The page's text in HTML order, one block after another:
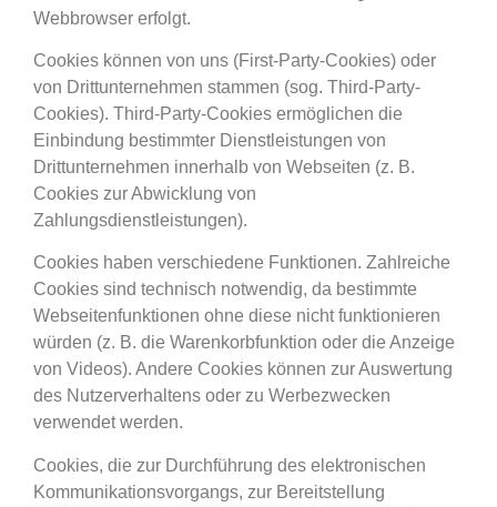
Webbrowser erfolgt.
Cookies können von uns (First-Party-Cookies) oder
von Drittunternehmen stammen (sog. Third-Party-
Cookies). Third-Party-Cookies ermöglichen die
Einbindung bestimmter Dienstleistungen von
Drittunternehmen innerhalb von Webseiten (z. B.
Cookies zur Abwicklung von
Zahlungsdienstleistungen).
Cookies haben verschiedene Funktionen. Zahlreiche
Cookies sind technisch notwendig, da bestimmte
Webseitenfunktionen ohne diese nicht funktionieren
würden (z. B. die Warenkorbfunktion oder die Anzeige
von Videos). Andere Cookies können zur Auswertung
des Nutzerverhaltens oder zu Werbezwecken
verwendet werden.
Cookies, die zur Durchführung des elektronischen
Kommunikationsvorgangs, zur Bereitstellung